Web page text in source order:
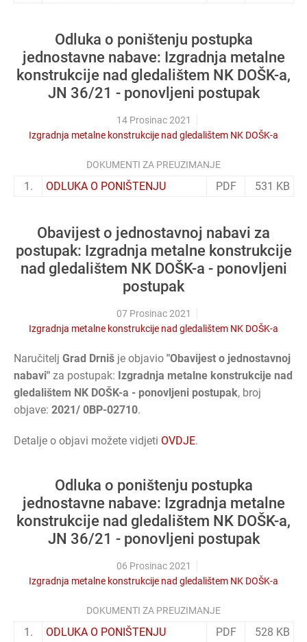
Odluka o poništenju postupka
jednostavne nabave: Izgradnja metalne
konstrukcije nad gledalištem NK DOŠK-a,
JN 36/21 - ponovljeni postupak
14 Prosinac 2021
Izgradnja metalne konstrukcije nad gledalištem NK DOŠK-a
DOKUMENTI ZA PREUZIMANJE
1. ODLUKA O PONIŠTENJU PDF 531 KB
Obavijest o jednostavnoj nabavi za
postupak: Izgradnja metalne konstrukcije
nad gledalištem NK DOŠK-a - ponovljeni
postupak
07 Prosinac 2021
Izgradnja metalne konstrukcije nad gledalištem NK DOŠK-a
Naručitelj Grad Drniš je objavio "Obavijest o jednostavnoj
nabavi" za postupak: Izgradnja metalne konstrukcije nad
gledalištem NK DOŠK-a - ponovljeni postupak, broj
objave: 2021/ 0BP-02710.
Detalje o objavi možete vidjeti OVDJE.
Odluka o poništenju postupka
jednostavne nabave: Izgradnja metalne
konstrukcije nad gledalištem NK DOŠK-a,
JN 36/21 - ponovljeni postupak
06 Prosinac 2021
Izgradnja metalne konstrukcije nad gledalištem NK DOŠK-a
DOKUMENTI ZA PREUZIMANJE
1. ODLUKA O PONIŠTENJU PDF 528 KB